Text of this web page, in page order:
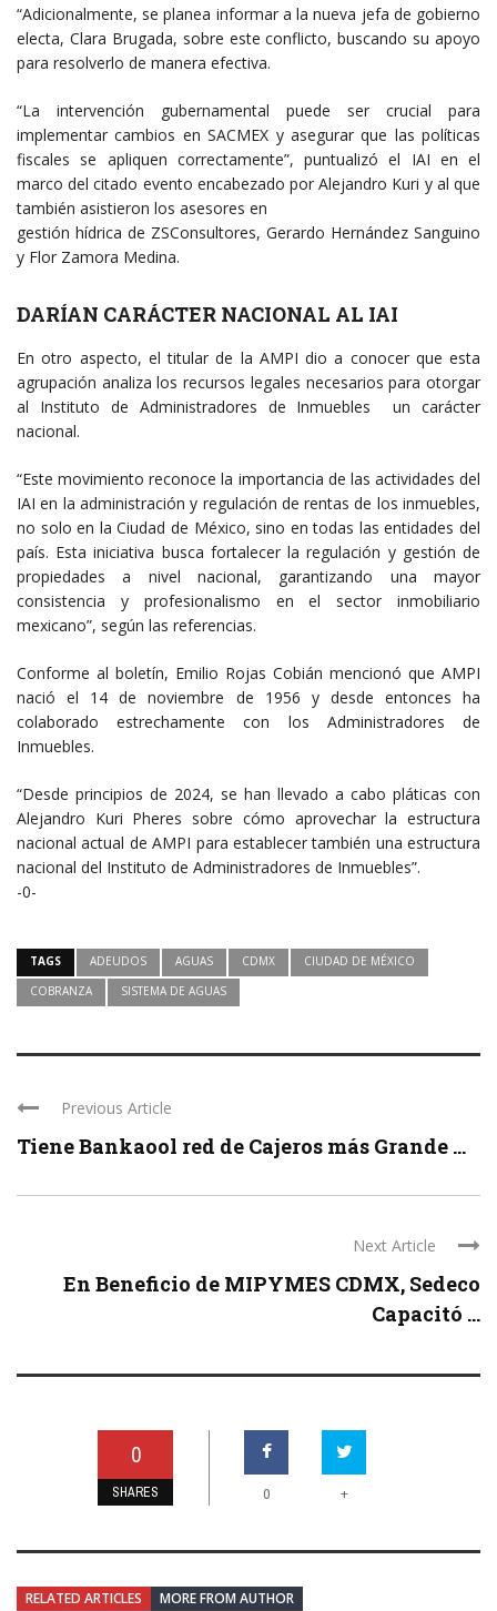
“Adicionalmente, se planea informar a la nueva jefa de gobierno
electa, Clara Brugada, sobre este conflicto, buscando su apoyo
para resolverlo de manera efectiva.
“La intervención gubernamental puede ser crucial para
implementar cambios en SACMEX y asegurar que las políticas
fiscales se apliquen correctamente”, puntualizó el IAI en el
marco del citado evento encabezado por Alejandro Kuri y al que
también asistieron los asesores en
gestión hídrica de ZSConsultores, Gerardo Hernández Sanguino
y Flor Zamora Medina.
DARÍAN CARÁCTER NACIONAL AL IAI
En otro aspecto, el titular de la AMPI dio a conocer que esta
agrupación analiza los recursos legales necesarios para otorgar
al Instituto de Administradores de Inmuebles un carácter
nacional.
“Este movimiento reconoce la importancia de las actividades del
IAI en la administración y regulación de rentas de los inmuebles,
no solo en la Ciudad de México, sino en todas las entidades del
país. Esta iniciativa busca fortalecer la regulación y gestión de
propiedades a nivel nacional, garantizando una mayor
consistencia y profesionalismo en el sector inmobiliario
mexicano”, según las referencias.
Conforme al boletín, Emilio Rojas Cobián mencionó que AMPI
nació el 14 de noviembre de 1956 y desde entonces ha
colaborado estrechamente con los Administradores de
Inmuebles.
“Desde principios de 2024, se han llevado a cabo pláticas con
Alejandro Kuri Pheres sobre cómo aprovechar la estructura
nacional actual de AMPI para establecer también una estructura
nacional del Instituto de Administradores de Inmuebles”.
-0-
TAGS ADEUDOS AGUAS CDMX
CIUDAD DE MÉXICO
COBRANZA
SISTEMA DE AGUAS
Previous Article
Tiene Bankaool red de Cajeros más Grande ...
Next Article
En Beneficio de MIPYMES CDMX, Sedeco
Capacitó ...
0
SHARES 0 +
RELATED ARTICLES MORE FROM AUTHOR